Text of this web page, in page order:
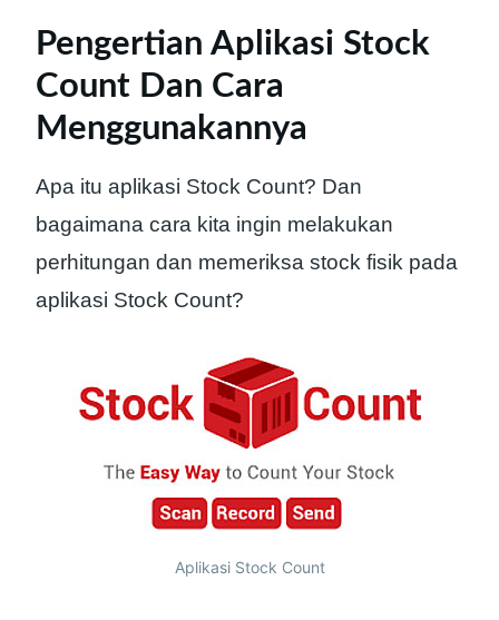
Pengertian Aplikasi Stock
Count Dan Cara
Menggunakannya
Apa itu aplikasi Stock Count? Dan
bagaimana cara kita ingin melakukan
perhitungan dan memeriksa stock fisik pada
aplikasi Stock Count?
Aplikasi Stock Count